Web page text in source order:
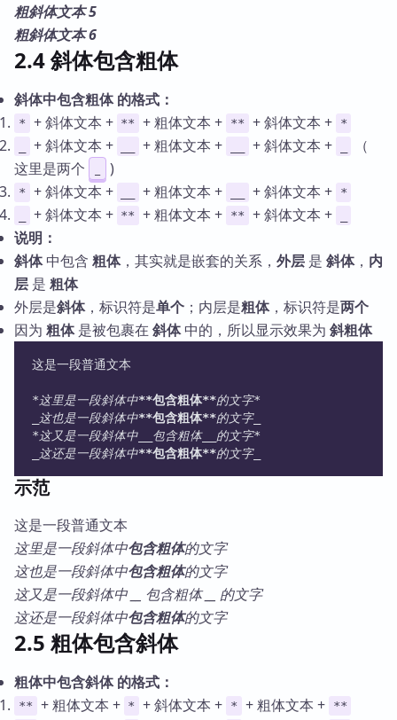
粗斜体文本 5
粗斜体文本 6
2.4 斜体包含粗体
斜体中包含粗体 的格式：
* + 斜体文本 + ** + 粗体文本 + ** + 斜体文本 +
*
+ 斜体文本 + + 粗体文本 + + 斜体文本 +
（
这里是两个
)
* + 斜体文本 + + 粗体文本 + + 斜体文本 +
*
+ 斜体文本 + ** + 粗体文本 + ** + 斜体文本 +
说明：
斜体中包含 粗体，其实就是嵌套的关系， 外层 是 斜体， 内
层 是 粗体
外层是斜体，标识符是单个 ；内层是粗体，标识符是两个
因为 粗体是被包裹在 斜体中的，所以显示效果为 斜粗体
这是一段普通文本
*这里是一段斜体中**包含粗体**的文字*
_这也是一段斜体中**包含粗体**的文字_
*这又是一段斜体中__包含粗体__的文字*
_这还是一段斜体中**包含粗体**的文字_
示范
这是一段普通文本
这里是一段斜体中包含粗体的文字
这也是一段斜体中包含粗体的文字
这又是一段斜体中 __ 包含粗体 __ 的文字
这还是一段斜体中包含粗体的文字
2.5 粗体包含斜体
粗体中包含斜体 的格式：
** + 粗体文本 + * + 斜体文本 + * + 粗体文本 +
**